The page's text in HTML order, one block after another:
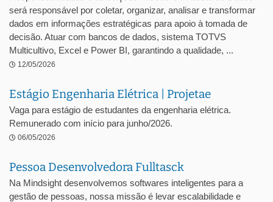
será responsável por coletar, organizar, analisar e transformar
dados em informações estratégicas para apoio à tomada de
decisão. Atuar com bancos de dados, sistema TOTVS
Multicultivo, Excel e Power BI, garantindo a qualidade, ...
12/05/2026
Estágio Engenharia Elétrica | Projetae
Vaga para estágio de estudantes da engenharia elétrica.
Remunerado com início para junho/2026.
06/05/2026
Pessoa Desenvolvedora Fulltasck
Na Mindsight desenvolvemos softwares inteligentes para a
gestão de pessoas, nossa missão é levar escalabilidade e